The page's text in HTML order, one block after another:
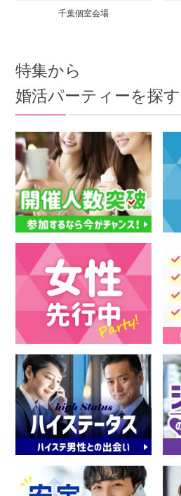
千葉個室会場
特集から
婚活パーティーを探す